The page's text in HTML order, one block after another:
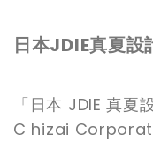
日本JDIE真夏設
「日本 JDIE 真夏
C hizai